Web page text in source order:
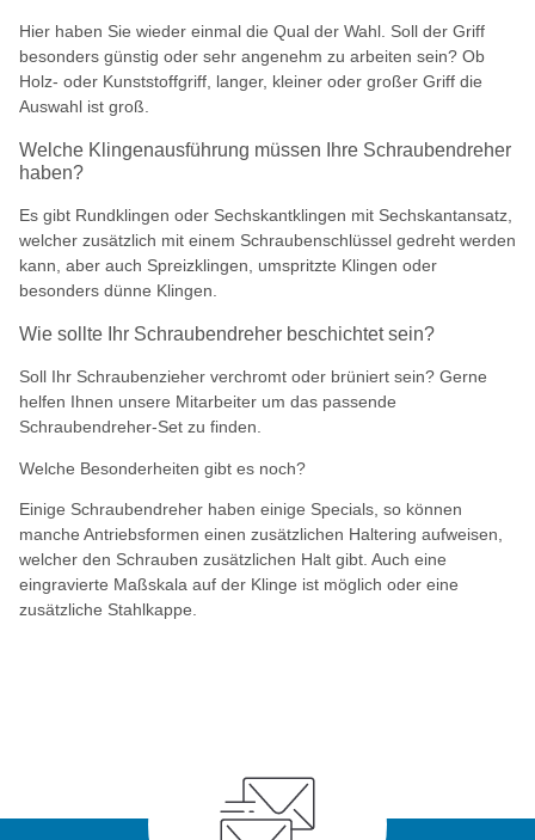
Hier haben Sie wieder einmal die Qual der Wahl. Soll der Griff
besonders günstig oder sehr angenehm zu arbeiten sein? Ob
Holz- oder Kunststoffgriff, langer, kleiner oder großer Griff die
Auswahl ist groß.
Welche Klingenausführung müssen Ihre Schraubendreher
haben?
Es gibt Rundklingen oder Sechskantklingen mit Sechskantansatz,
welcher zusätzlich mit einem Schraubenschlüssel gedreht werden
kann, aber auch Spreizklingen, umspritzte Klingen oder
besonders dünne Klingen.
Wie sollte Ihr Schraubendreher beschichtet sein?
Soll Ihr Schraubenzieher verchromt oder brüniert sein? Gerne
helfen Ihnen unsere Mitarbeiter um das passende
Schraubendreher-Set zu finden.
Welche Besonderheiten gibt es noch?
Einige Schraubendreher haben einige Specials, so können
manche Antriebsformen einen zusätzlichen Haltering aufweisen,
welcher den Schrauben zusätzlichen Halt gibt. Auch eine
eingravierte Maßskala auf der Klinge ist möglich oder eine
zusätzliche Stahlkappe.